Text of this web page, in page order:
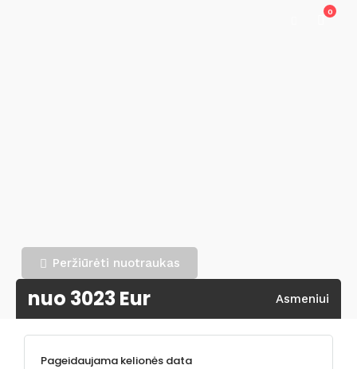
0
Peržiūrėti nuotraukas
nuo 3023 Eur Asmeniui
Pageidaujama kelionės data